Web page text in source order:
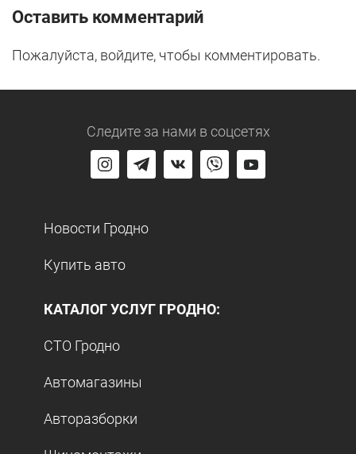
Оставить комментарий
Пожалуйста, войдите, чтобы комментировать.
Следите за нами в соцсетях
Новости Гродно
Купить авто
КАТАЛОГ УСЛУГ ГРОДНО:
СТО Гродно
Автомагазины
Авторазборки